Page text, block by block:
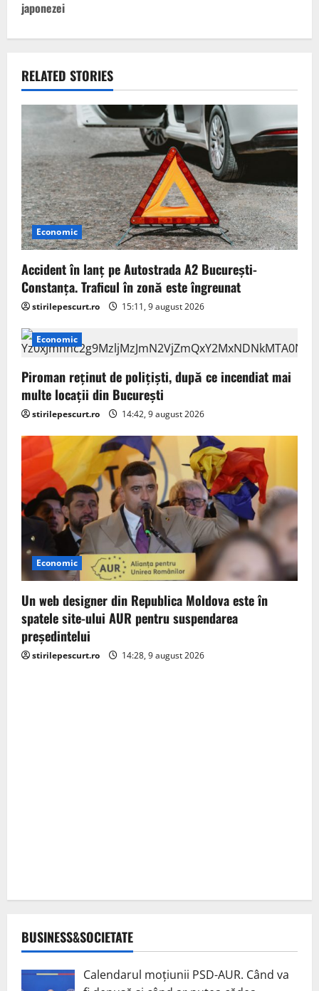
a
v
i
g
a
t
i
o
n
japonezei
RELATED STORIES
Economic
Accident în lanț pe Autostrada A2 București-
Constanța. Traficul în zonă este îngreunat
stirilepescurt.ro 15:11, 9 august 2026
Economic
Piroman reţinut de poliţişti, după ce incendiat mai
multe locaţii din București
stirilepescurt.ro 14:42, 9 august 2026
Economic
Un web designer din Republica Moldova este în
spatele site-ului AUR pentru suspendarea
președintelui
stirilepescurt.ro 14:28, 9 august 2026
BUSINESS&SOCIETATE
Calendarul moțiunii PSD-AUR. Când va